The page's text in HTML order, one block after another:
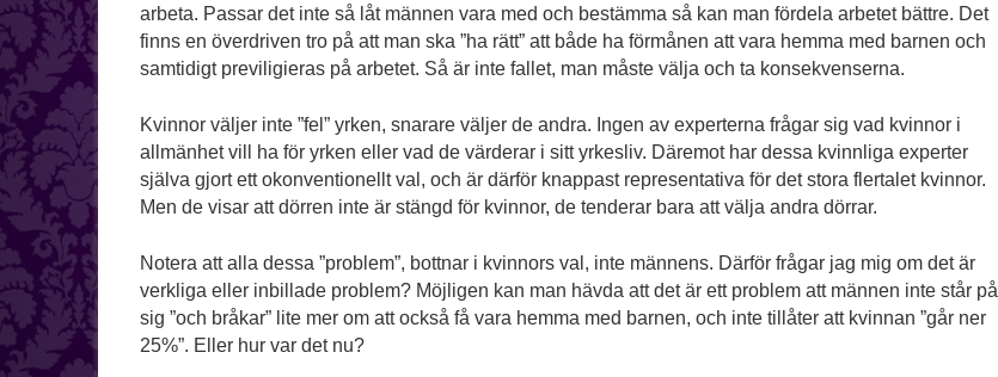
arbeta. Passar det inte så låt männen vara med och bestämma så kan man fördela arbetet bättre. Det
finns en överdriven tro på att man ska ”ha rätt” att både ha förmånen att vara hemma med barnen och
samtidigt previligieras på arbetet. Så är inte fallet, man måste välja och ta konsekvenserna.
Kvinnor väljer inte ”fel” yrken, snarare väljer de andra. Ingen av experterna frågar sig vad kvinnor i
allmänhet vill ha för yrken eller vad de värderar i sitt yrkesliv. Däremot har dessa kvinnliga experter
själva gjort ett okonventionellt val, och är därför knappast representativa för det stora flertalet kvinnor.
Men de visar att dörren inte är stängd för kvinnor, de tenderar bara att välja andra dörrar.
Notera att alla dessa ”problem”, bottnar i kvinnors val, inte männens. Därför frågar jag mig om det är
verkliga eller inbillade problem? Möjligen kan man hävda att det är ett problem att männen inte står på
sig ”och bråkar” lite mer om att också få vara hemma med barnen, och inte tillåter att kvinnan ”går ner
25%”. Eller hur var det nu?